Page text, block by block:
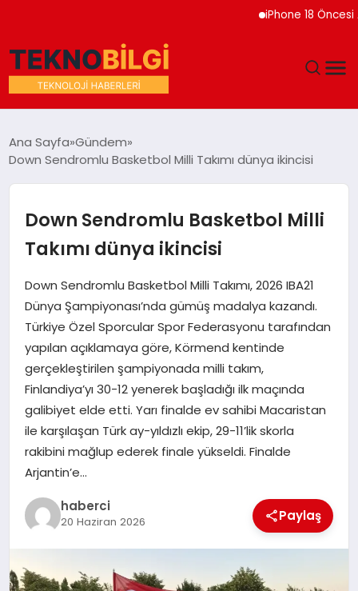
iPhone 18 Öncesi
EĞITIM
EKONOMI
MAGAZIN
SAĞLIK
SIYASET
SPOR
TEKNOLOJI
YAŞAM
Ana Sayfa Gündem
Down Sendromlu Basketbol Milli Takımı dünya ikincisi
Down Sendromlu Basketbol Milli
Takımı dünya ikincisi
Down Sendromlu Basketbol Milli Takımı, 2026 IBA21
Dünya Şampiyonası’nda gümüş madalya kazandı.
Türkiye Özel Sporcular Spor Federasyonu tarafından
yapılan açıklamaya göre, Körmend kentinde
gerçekleştirilen şampiyonada milli takım,
Finlandiya’yı 30-12 yenerek başladığı ilk maçında
galibiyet elde etti. Yarı finalde ev sahibi Macaristan
ile karşılaşan Türk ay-yıldızlı ekip, 29-11’lik skorla
rakibini mağlup ederek finale yükseldi. Finalde
Arjantin’e…
haberci
20 Haziran 2026 Paylaş